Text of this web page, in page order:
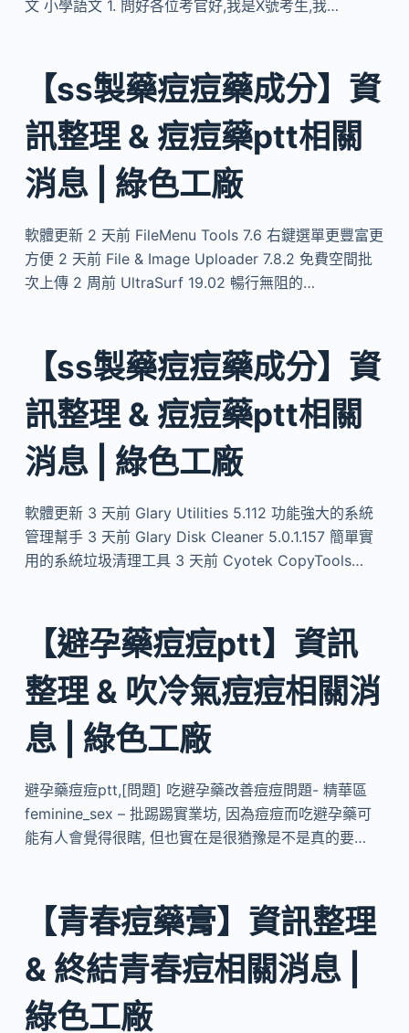
文 小學語文 1. 問好各位考官好,我是X號考生,我…
【ss製藥痘痘藥成分】資
訊整理 & 痘痘藥ptt相關
消息 | 綠色工廠
軟體更新 2 天前 FileMenu Tools 7.6 右鍵選單更豐富更
方便 2 天前 File & Image Uploader 7.8.2 免費空間批
次上傳 2 周前 UltraSurf 19.02 暢行無阻的…
【ss製藥痘痘藥成分】資
訊整理 & 痘痘藥ptt相關
消息 | 綠色工廠
軟體更新 3 天前 Glary Utilities 5.112 功能強大的系統
管理幫手 3 天前 Glary Disk Cleaner 5.0.1.157 簡單實
用的系統垃圾清理工具 3 天前 Cyotek CopyTools…
【避孕藥痘痘ptt】資訊
整理 & 吹冷氣痘痘相關消
息 | 綠色工廠
避孕藥痘痘ptt,[問題] 吃避孕藥改善痘痘問題- 精華區
feminine_sex – 批踢踢實業坊, 因為痘痘而吃避孕藥可
能有人會覺得很瞎, 但也實在是很猶豫是不是真的要…
【青春痘藥膏】資訊整理
& 終結青春痘相關消息 |
綠色工廠